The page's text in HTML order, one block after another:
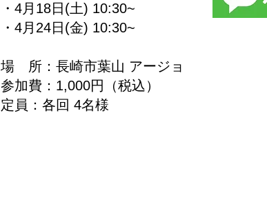
・4月18日(土) 10:30~
・4月24日(金) 10:30~
場 所：長崎市葉山 アージョ
参加費：1,000円（税込）
定員：各回 4名様